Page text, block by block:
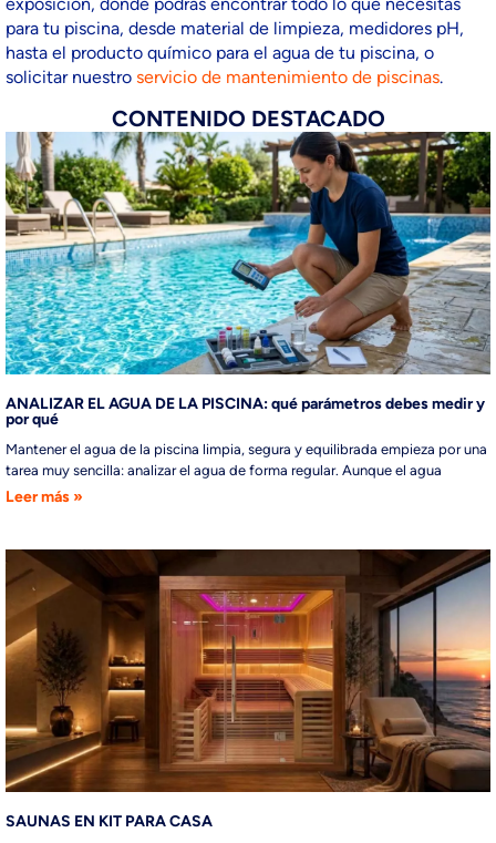
para tu piscina, desde material de limpieza, medidores pH,
hasta el producto químico para el agua de tu piscina, o
solicitar nuestro servicio de mantenimiento de piscinas.
CONTENIDO DESTACADO
ANALIZAR EL AGUA DE LA PISCINA: qué parámetros debes medir y
por qué
Mantener el agua de la piscina limpia, segura y equilibrada empieza por una
tarea muy sencilla: analizar el agua de forma regular. Aunque el agua
Leer más »
SAUNAS EN KIT PARA CASA